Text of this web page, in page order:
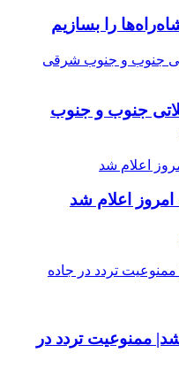
را بسازیم
جنوب و جنوب
اعلام شد
ممنوعیت تردد در